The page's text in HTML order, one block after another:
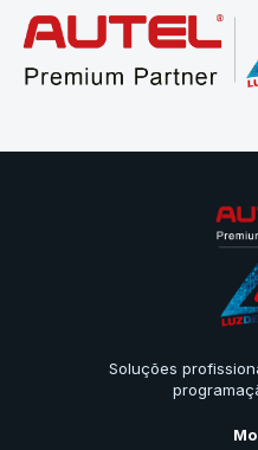
Pular para o conteúdo
Soluções